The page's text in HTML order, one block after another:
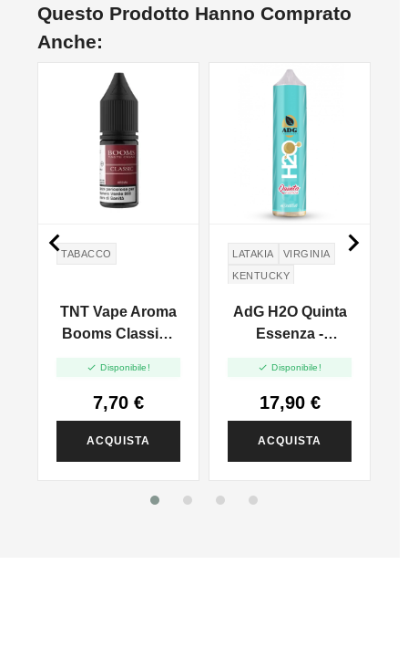
Questo Prodotto Hanno Comprato
Anche:
TABACCO
TNT Vape Aroma
Booms Classic -
 Disponibile!
7,70 €
ACQUISTA
LATAKIA
VIRGINIA
KENTUCKY
AdG H2O Quinta
Essenza -
Distillati - Vape
Shot - 20ml
 Disponibile!
17,90 €
ACQUISTA
 